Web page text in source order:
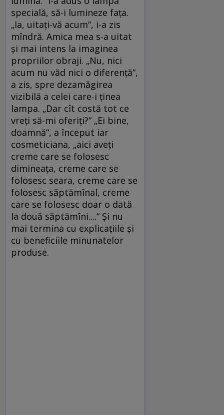
specială, să-i lumineze faţa.
„Ia, uitaţi-vă acum“, i-a zis
mîndră. Amica mea s-a uitat
şi mai intens la imaginea
propriilor obraji. „Nu, nici
acum nu văd nici o diferenţă“,
a zis, spre dezamăgirea
vizibilă a celei care-i ţinea
lampa. „Dar cît costă tot ce
vreţi să-mi oferiţi?“ „Ei bine,
doamnă“, a început iar
cosmeticiana, „aici aveţi
creme care se folosesc
dimineaţa, creme care se
folosesc seara, creme care se
folosesc săptămînal, creme
care se folosesc doar o dată
la două săptămîni....“ Şi nu
mai termina cu explicaţiile şi
cu beneficiile minunatelor
produse.